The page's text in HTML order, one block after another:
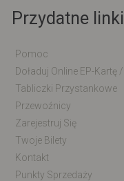
Przydatne linki
Pomoc
Tabliczki Przystankowe
Przewoźnicy
Zarejestruj Się
Twoje Bilety
Kontakt
Punkty Sprzedaży